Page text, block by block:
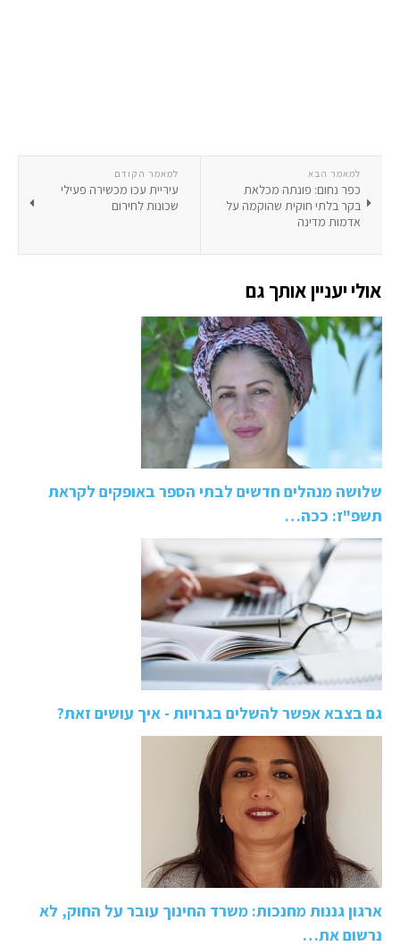
למאמר הקודם
עיריית עכו מכשירה פעילי
שכונות לחירום
למאמר הבא
כפר נחום: פונתה מכלאת
בקר בלתי חוקית שהוקמה על
אדמות מדינה
אולי יעניין אותך גם
שלושה מנהלים חדשים לבתי הספר באופקים לקראת
תשפ"ז: ככה…
גם בצבא אפשר להשלים בגרויות - איך עושים זאת?
ארגון גננות מחנכות: משרד החינוך עובר על החוק, לא
נרשום את…